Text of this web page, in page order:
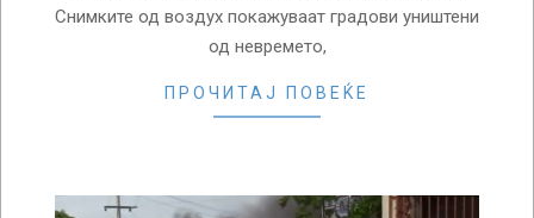
Снимките од воздух покажуваат градови уништени
од невремето,
ПРОЧИТАЈ ПОВЕЌЕ